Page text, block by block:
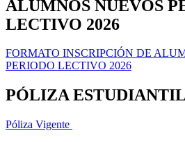
ALUMNOS NUEVOS
LECTIVO 2026
FORMATO INSCRIPCIÓN DE
PERIODO LECTIVO 2026
PÓLIZA
Póliza Vigente